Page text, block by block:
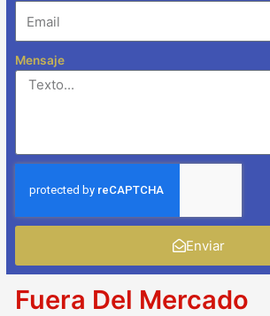
Mensaje
Enviar
Fuera Del Mercado